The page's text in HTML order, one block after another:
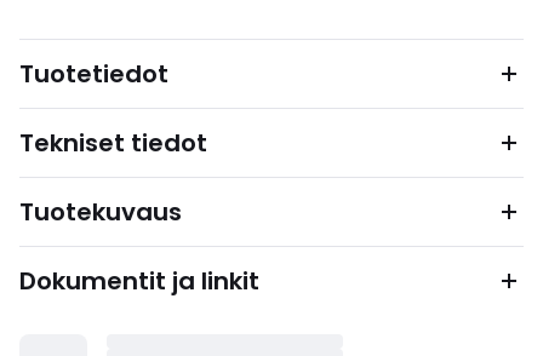
Tuotetiedot
Tekniset tiedot
Tuotekuvaus
Dokumentit ja linkit